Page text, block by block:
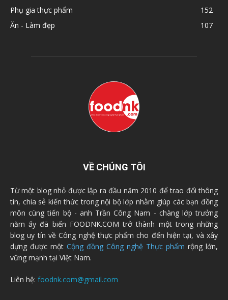
Phụ gia thực phẩm
152
Ăn - Làm đẹp
107
VỀ CHÚNG TÔI
Từ một blog nhỏ được lập ra đầu năm 2010 để trao đổi thông
tin, chia sẻ kiến thức trong nội bộ lớp nhằm giúp các bạn đồng
môn cùng tiến bộ - anh Trần Công Nam - chàng lớp trưởng
năm ấy đã biến FOODNK.COM trở thành một trong những
blog uy tín về Công nghệ thực phẩm cho đến hiện tại, và xây
dựng được một Cộng đồng Công nghệ Thực phẩm rộng lớn,
vững mạnh tại Việt Nam.
Liên hệ: foodnk.com@gmail.com